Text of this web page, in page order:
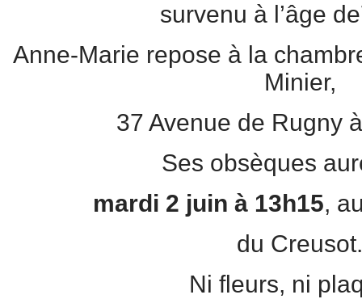
survenu à l’âge
Anne-Marie repose à la
Minier,
37 Avenue de Rugny
Ses obsèques
mardi 2 juin à 13h15,
du Creusot.
Ni fleurs, ni